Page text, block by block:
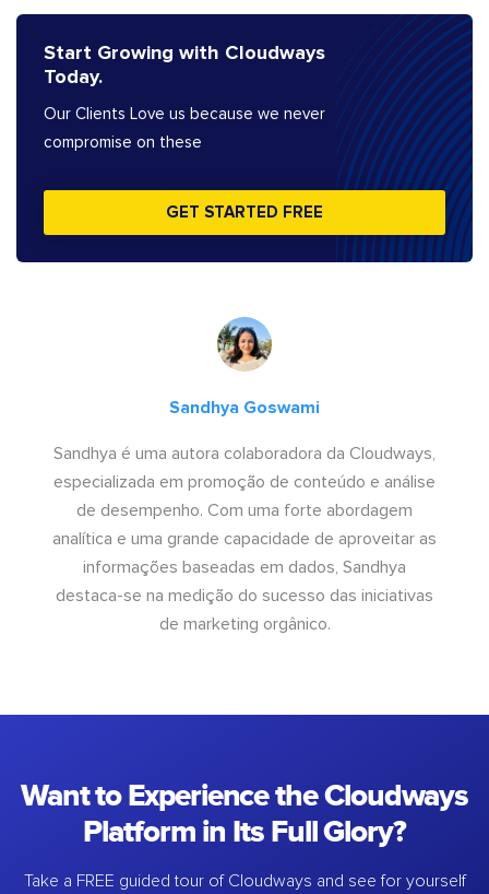
Start Growing with Cloudways
Today.
Our Clients Love us because we never
compromise on these
GET STARTED FREE
Sandhya Goswami
Sandhya é uma autora colaboradora da Cloudways,
especializada em promoção de conteúdo e análise
de desempenho. Com uma forte abordagem
analítica e uma grande capacidade de aproveitar as
informações baseadas em dados, Sandhya
destaca-se na medição do sucesso das iniciativas
de marketing orgânico.
Want to Experience the Cloudways
Platform in Its Full Glory?
Take a FREE guided tour of Cloudways and see for yourself